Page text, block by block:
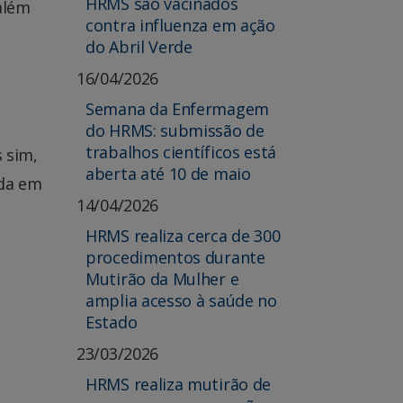
sim,
em
contra influenza em ação
do Abril Verde
16/04/2026
Semana da Enfermagem
do HRMS: submissão de
trabalhos científicos está
aberta até 10 de maio
14/04/2026
HRMS realiza cerca de 300
procedimentos durante
Mutirão da Mulher e
amplia acesso à saúde no
Estado
23/03/2026
HRMS realiza mutirão de